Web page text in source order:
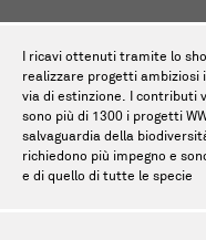
I ricavi ottenuti tramite lo
realizzare progetti ambiziosi
via di estinzione. I contributi
sono più di 1300 i progetti
salvaguardia della
richiedono più impegno e
e di quello di tutte le specie